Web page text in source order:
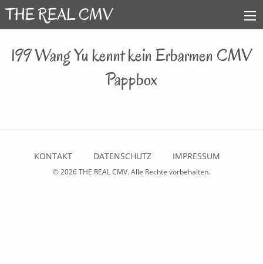
199 Wang Yu kennt kein Erbarmen CMV
Pappbox
KONTAKT DATENSCHUTZ IMPRESSUM
© 2026THE REAL CMV. Alle Rechte vorbehalten.